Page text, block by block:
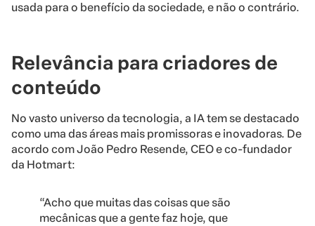
usada para o benefício da sociedade, e não o contrário.
Relevância para criadores de
conteúdo
No vasto universo da tecnologia, a IA tem se destacado
como uma das áreas mais promissoras e inovadoras. De
acordo com João Pedro Resende, CEO e co-fundador
da Hotmart:
“Acho que muitas das coisas que são
mecânicas que a gente faz hoje, que